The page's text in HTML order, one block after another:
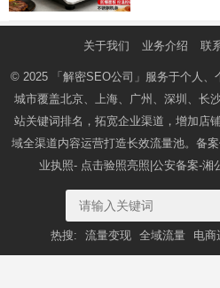
关于我们 业务介绍 联
© 2025 「解密SEO公司」 服务于个人、
城市覆盖北京、上海、广州、深圳、长
站关键词排名，拓宽企业渠道，增加店
域全渠道内容运营打造长效流量池。备
业执照- 点击验照亮照 |公安备案-湘
热搜: 流量变现 全域流量 电商